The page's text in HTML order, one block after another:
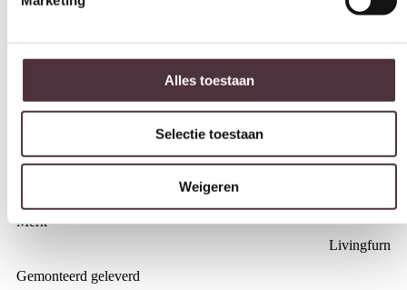
Alles toestaan
Diepte (cm)
Hoogte (cm)
Kleur
Materiaal
Merk
Livingfurn
Gemonteerd geleverd